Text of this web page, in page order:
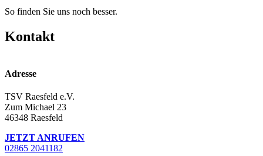
So finden Sie uns noch besser.
Kontakt
Adresse
TSV Raesfeld e.V.
Zum Michael 23
46348 Raesfeld
JETZT ANRUFEN
02865 2041182